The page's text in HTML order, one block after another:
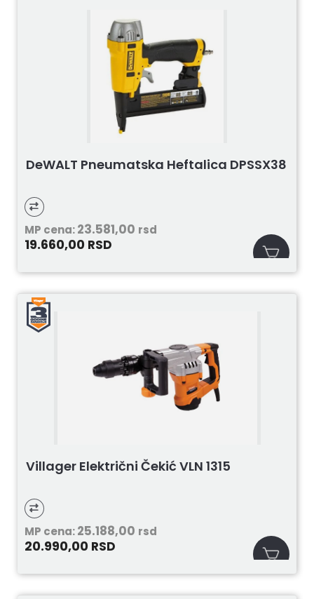
DeWALT Pneumatska Heftalica DPSSX38
MP cena:23.581,00 rsd
19.660,00 RSD
Villager Električni Čekić VLN 1315
MP cena:25.188,00 rsd
20.990,00 RSD